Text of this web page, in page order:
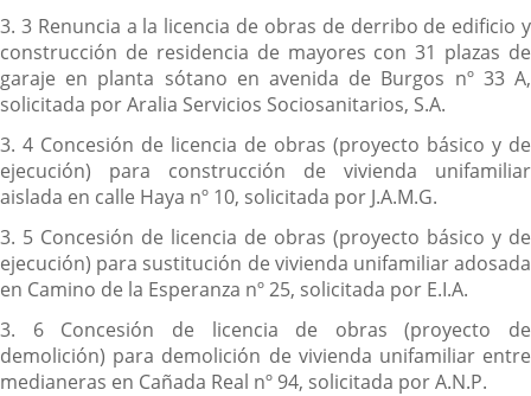
3. 3 Renuncia a la licencia de obras de derribo de edificio y
construcción de residencia de mayores con 31 plazas de
garaje en planta sótano en avenida de Burgos nº 33 A,
solicitada por Aralia Servicios Sociosanitarios, S.A.
3. 4 Concesión de licencia de obras (proyecto básico y de
ejecución) para construcción de vivienda unifamiliar
aislada en calle Haya nº 10, solicitada por J.A.M.G.
3. 5 Concesión de licencia de obras (proyecto básico y de
ejecución) para sustitución de vivienda unifamiliar adosada
en Camino de la Esperanza nº 25, solicitada por E.I.A.
3. 6 Concesión de licencia de obras (proyecto de
demolición) para demolición de vivienda unifamiliar entre
medianeras en Cañada Real nº 94, solicitada por A.N.P.